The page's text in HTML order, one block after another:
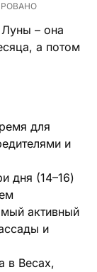
– она
а потом
для
и
дня (14–16)
активный
и
в Весах,